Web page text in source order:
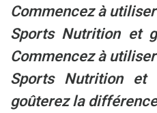
Commencez à utiliser
Sports Nutrition et
Commencez à utiliser
Sports Nutrition et
goûterez la